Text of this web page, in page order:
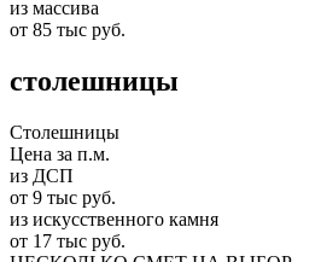
из массива
от 85 тыс руб.
столешницы
Столешницы
Цена за п.м.
из ДСП
от 9 тыс руб.
из искусственного камня
от 17 тыс руб.